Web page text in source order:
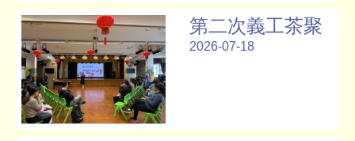
第二次義工茶聚
2026-07-18